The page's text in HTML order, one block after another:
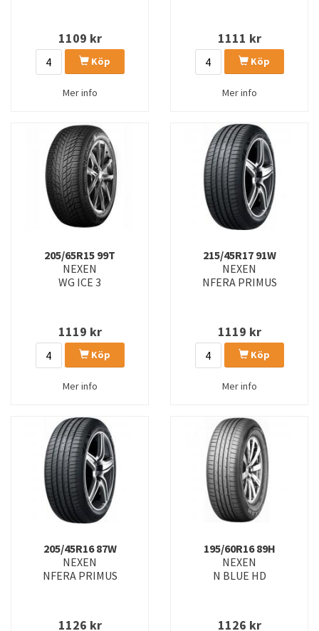
1109 kr
Köp
Mer info
1111 kr
Köp
Mer info
205/65R15 99T
NEXEN
WG ICE 3
1119 kr
Köp
Mer info
215/45R17 91W
NEXEN
NFERA PRIMUS
1119 kr
Köp
Mer info
205/45R16 87W
NEXEN
NFERA PRIMUS
1126 kr
195/60R16 89H
NEXEN
N BLUE HD
1126 kr